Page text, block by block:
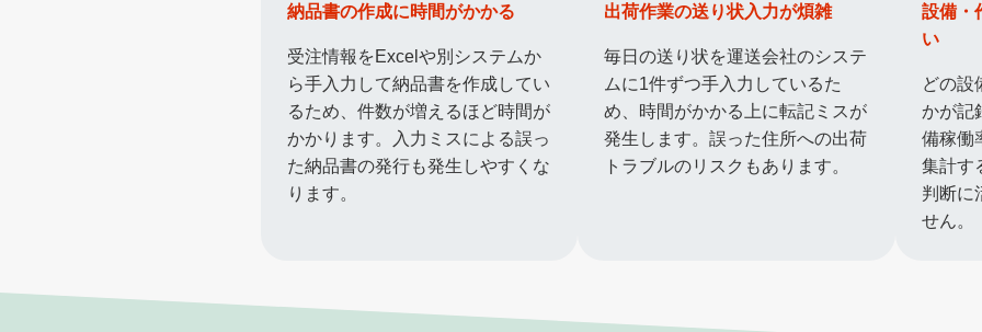
納品書の作成に時間がかかる
受注情報をExcelや別システムか
ら手入力して納品書を作成してい
るため、件数が増えるほど時間が
かかります。入力ミスによる誤っ
た納品書の発行も発生しやすくな
ります。
出荷作業の送り状入力が煩雑
毎日の送り状を運送会社のシステ
ムに1件ずつ手入力しているた
め、時間がかかる上に転記ミスが
発生します。誤った住所への出荷
トラブルのリスクもあります。
設備・
い
どの設
かが記
備稼働
集計す
判断に
せん。